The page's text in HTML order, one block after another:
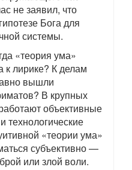
не заявил, что
Бога для
системы.
«теория ума»
к лирике? К делам
вышли
В крупных
объективные
технологические
«теории ума»
субъективно —
или злой воли.